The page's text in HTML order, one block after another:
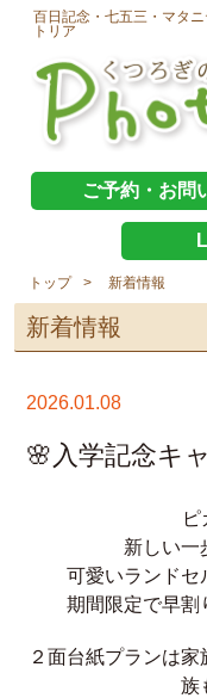
百日記念・七五三・マタ
トリア
ご予約・お問
トップ 新着情報
新着情報
2026.01.08
🌸入学記念キ
新しい一
可愛いランドセ
期間限定で早割
２面台紙プランは
族